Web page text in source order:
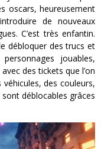
oscars, heureusement
de nouveaux
C’est très enfantin.
débloquer des trucs et
jouables,
des tickets que l’on
des couleurs,
déblocables grâces